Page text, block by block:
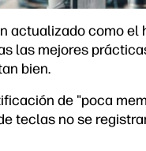
actualizado como el
las mejores
bien.
de "poca
teclas no se